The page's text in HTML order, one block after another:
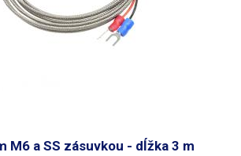
M6 a SS zásuvkou - dĺžka 3 m